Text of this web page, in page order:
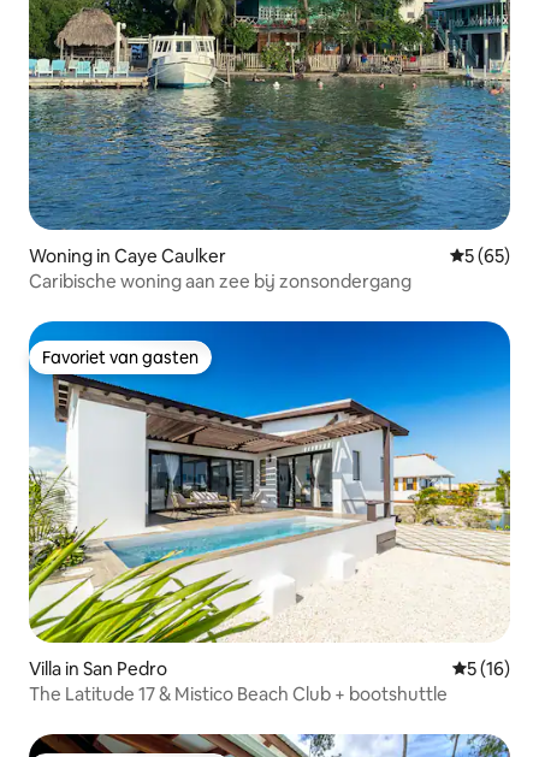
Woning in Caye Caulker
5 (65)
Caribische woning aan zee bij zonsondergang
Favoriet van gasten
Favoriet van gasten
Villa in San Pedro
5 (16)
The Latitude 17 & Mistico Beach Club + bootshuttle